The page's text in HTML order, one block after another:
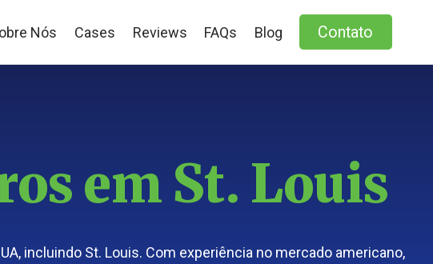
Nós Cases Reviews FAQs Blog Contato
em St. Louis
incluindo St. Louis. Com experiência no mercado americano,